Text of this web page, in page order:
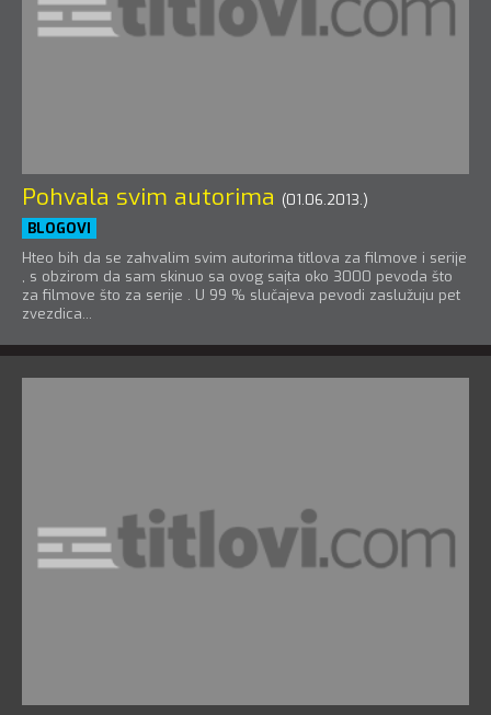
Pohvala svim autorima (01.06.2013.)
BLOGOVI
Hteo bih da se zahvalim svim autorima titlova za filmove i serije
, s obzirom da sam skinuo sa ovog sajta oko 3000 pevoda što
za filmove što za serije . U 99 % slučajeva pevodi zaslužuju pet
zvezdica...